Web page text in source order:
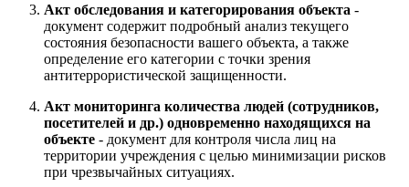
Акт обследования и категорирования объекта -
документ содержит подробный анализ текущего
состояния безопасности вашего объекта, а также
определение его категории с точки зрения
антитеррористической защищенности.
Акт мониторинга количества людей (сотрудников,
посетителей и др.) одновременно находящихся на
объекте - документ для контроля числа лиц на
территории учреждения с целью минимизации рисков
при чрезвычайных ситуациях.